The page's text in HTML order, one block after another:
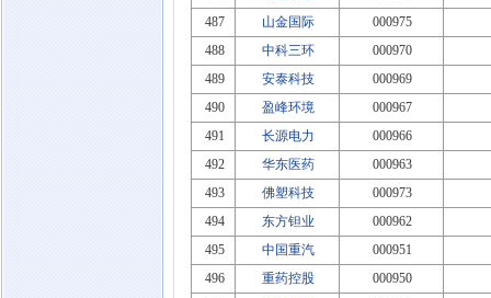
487
山金国际
000975
488
中科三环
000970
489
安泰科技
000969
490
盈峰环境
000967
491
长源电力
000966
492
华东医药
000963
493
佛塑科技
000973
494
东方钽业
000962
495
中国重汽
000951
496
重药控股
000950